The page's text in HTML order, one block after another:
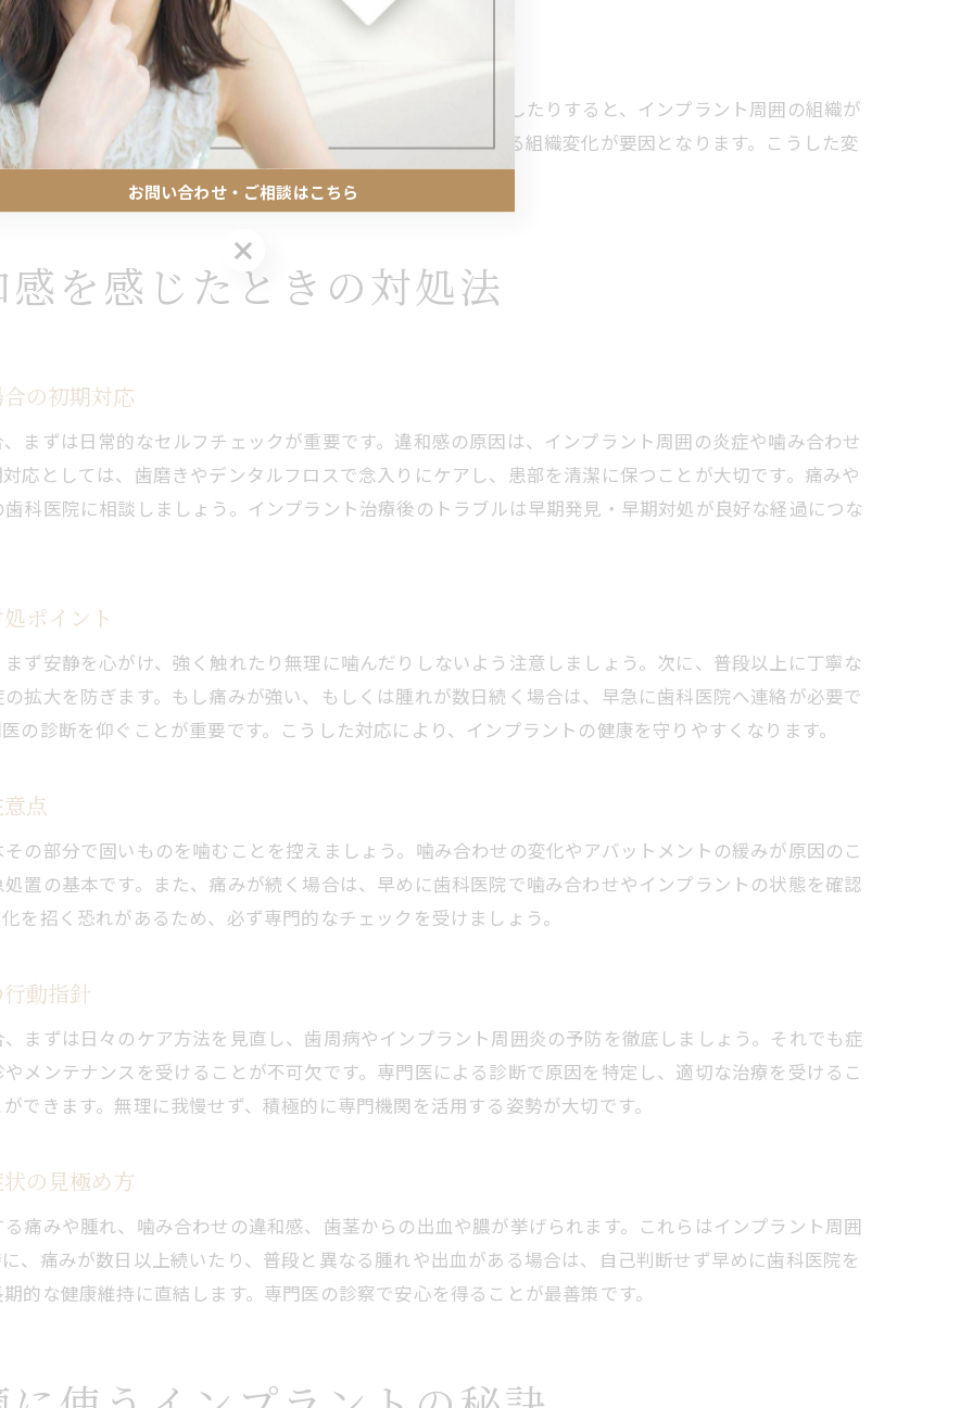
日々のケアでインプラントの炎症リスクを軽減
定期メンテナンスとセルフケアのバランスの大切さ
10年後や30年後も安心なインプラント管理術
インプラント10年後の健康を守る管理のコツ
インプラント30年後も安定させるケア方法
年を取ってもインプラント痛みを防ぐ生活習慣
インプラントの長期維持に必要な歯科医との連携
ライフステージ別インプラントの痛み対策
る影響
性と痛みに大きく影響します。歯茎が下がったり骨が減少したりすると、インプラント周囲の組織が
すくなります。具体的には、ブラッシング不足や加齢による組織変化が要因となります。こうした変
的な歯科医院でのチェックが重要です。
を感じたときの対処法
の初期対応
まずは日常的なセルフチェックが重要です。違和感の原因は、インプラント周囲の炎症や噛み合わせ
応としては、歯磨きやデンタルフロスで念入りにケアし、患部を清潔に保つことが大切です。痛みや
科医院に相談しましょう。インプラント治療後のトラブルは早期発見・早期対処が良好な経過につな
ポイント
ず安静を心がけ、強く触れたり無理に噛んだりしないよう注意しましょう。次に、普段以上に丁寧な
拡大を防ぎます。もし痛みが強い、もしくは腫れが数日続く場合は、早急に歯科医院へ連絡が必要で
の診断を仰ぐことが重要です。こうした対応により、インプラントの健康を守りやすくなります。
点
の部分で固いものを噛むことを控えましょう。噛み合わせの変化やアバットメントの緩みが原因のこ
置の基本です。また、痛みが続く場合は、早めに歯科医院で噛み合わせやインプラントの状態を確認
を招く恐れがあるため、必ず専門的なチェックを受けましょう。
動指針
まずは日々のケア方法を見直し、歯周病やインプラント周囲炎の予防を徹底しましょう。それでも症
メンテナンスを受けることが不可欠です。専門医による診断で原因を特定し、適切な治療を受けるこ
できます。無理に我慢せず、積極的に専門機関を活用する姿勢が大切です。
の見極め方
痛みや腫れ、噛み合わせの違和感、歯茎からの出血や膿が挙げられます。これらはインプラント周囲
、痛みが数日以上続いたり、普段と異なる腫れや出血がある場合は、自己判断せず早めに歯科医院を
的な健康維持に直結します。専門医の診察で安心を得ることが最善策です。
お問い合わせ・ご相談はこちら
お問い合わせ・ご相談はこちら